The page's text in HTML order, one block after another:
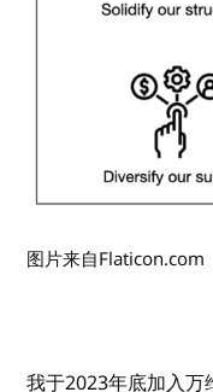
图片来自Flaticon.com
我于2023年底加入万